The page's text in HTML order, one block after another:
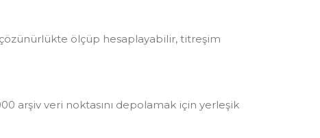
ölçüp hesaplayabilir, titreşim
arşiv veri noktasını depolamak için yerleşik